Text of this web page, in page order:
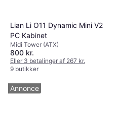
Lian Li O11 Dynamic Mini V2
PC Kabinet
Midi Tower (ATX)
800 kr.
Eller 3 betalinger af 267 kr.
9 butikker
Annonce